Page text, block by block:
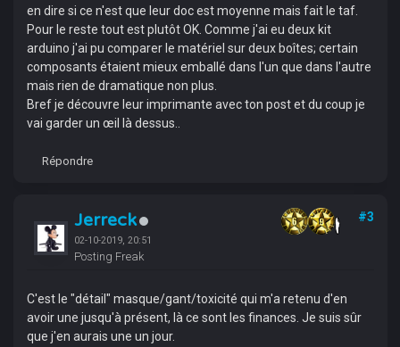
en dire si ce n'est que leur doc est moyenne mais fait le taf.
Pour le reste tout est plutôt OK. Comme j'ai eu deux kit
arduino j'ai pu comparer le matériel sur deux boîtes; certain
composants étaient mieux emballé dans l'un que dans l'autre
mais rien de dramatique non plus.
Bref je découvre leur imprimante avec ton post et du coup je
vai garder un œil là dessus..
Répondre
Jerreck
02-10-2019, 20:51
Posting Freak
#3
C'est le "détail" masque/gant/toxicité qui m'a retenu d'en
avoir une jusqu'à présent, là ce sont les finances. Je suis sûr
que j'en aurais une un jour.